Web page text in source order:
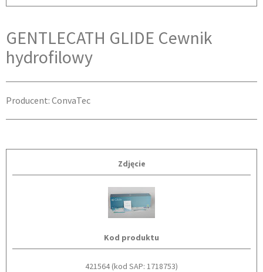
GENTLECATH GLIDE Cewnik
hydrofilowy
Producent: ConvaTec
Zdjęcie
Kod produktu
421564 (kod SAP: 1718753)